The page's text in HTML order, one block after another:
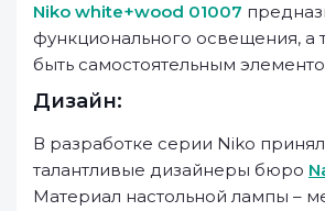
Niko white+wood 01007
функционального освещения, а
быть самостоятельным
Дизайн:
В разработке серии Niko
талантливые дизайнеры бюро
Материал настольной лампы –